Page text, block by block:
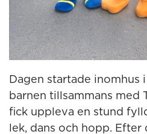
Dagen startade inomhus
barnen tillsammans med
fick uppleva en stund
lek, dans och hopp.